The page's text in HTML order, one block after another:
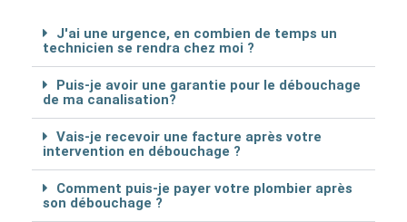
J'ai une urgence, en combien de temps un
technicien se rendra chez moi ?
Puis-je avoir une garantie pour le débouchage
de ma canalisation?
Vais-je recevoir une facture après votre
intervention en débouchage ?
Comment puis-je payer votre plombier après
son débouchage ?